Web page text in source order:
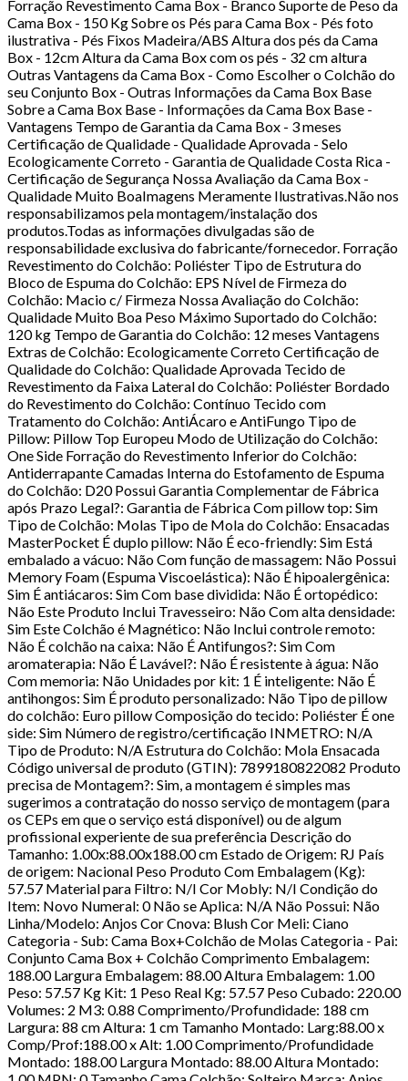
Forração Revestimento Cama Box - Branco Suporte de Peso da
Cama Box - 150 Kg Sobre os Pés para Cama Box - Pés foto
ilustrativa - Pés Fixos Madeira/ABS Altura dos pés da Cama
Box - 12cm Altura da Cama Box com os pés - 32 cm altura
Outras Vantagens da Cama Box - Como Escolher o Colchão do
seu Conjunto Box - Outras Informações da Cama Box Base
Sobre a Cama Box Base - Informações da Cama Box Base -
Vantagens Tempo de Garantia da Cama Box - 3 meses
Certificação de Qualidade - Qualidade Aprovada - Selo
Ecologicamente Correto - Garantia de Qualidade Costa Rica -
Certificação de Segurança Nossa Avaliação da Cama Box -
Qualidade Muito BoaImagens Meramente Ilustrativas.Não nos
responsabilizamos pela montagem/instalação dos
produtos.Todas as informações divulgadas são de
responsabilidade exclusiva do fabricante/fornecedor. Forração
Revestimento do Colchão: Poliéster Tipo de Estrutura do
Bloco de Espuma do Colchão: EPS Nível de Firmeza do
Colchão: Macio c/ Firmeza Nossa Avaliação do Colchão:
Qualidade Muito Boa Peso Máximo Suportado do Colchão:
120 kg Tempo de Garantia do Colchão: 12 meses Vantagens
Extras de Colchão: Ecologicamente Correto Certificação de
Qualidade do Colchão: Qualidade Aprovada Tecido de
Revestimento da Faixa Lateral do Colchão: Poliéster Bordado
do Revestimento do Colchão: Contínuo Tecido com
Tratamento do Colchão: AntiÁcaro e AntiFungo Tipo de
Pillow: Pillow Top Europeu Modo de Utilização do Colchão:
One Side Forração do Revestimento Inferior do Colchão:
Antiderrapante Camadas Interna do Estofamento de Espuma
do Colchão: D20 Possui Garantia Complementar de Fábrica
após Prazo Legal?: Garantia de Fábrica Com pillow top: Sim
Tipo de Colchão: Molas Tipo de Mola do Colchão: Ensacadas
MasterPocket É duplo pillow: Não É eco-friendly: Sim Está
embalado a vácuo: Não Com função de massagem: Não Possui
Memory Foam (Espuma Viscoelástica): Não É hipoalergênica:
Sim É antiácaros: Sim Com base dividida: Não É ortopédico:
Não Este Produto Inclui Travesseiro: Não Com alta densidade:
Sim Este Colchão é Magnético: Não Inclui controle remoto:
Não É colchão na caixa: Não É Antifungos?: Sim Com
aromaterapia: Não É Lavável?: Não É resistente à água: Não
Com memoria: Não Unidades por kit: 1 É inteligente: Não É
antihongos: Sim É produto personalizado: Não Tipo de pillow
do colchão: Euro pillow Composição do tecido: Poliéster É one
side: Sim Número de registro/certificação INMETRO: N/A
Tipo de Produto: N/A Estrutura do Colchão: Mola Ensacada
Código universal de produto (GTIN): 7899180822082 Produto
precisa de Montagem?: Sim, a montagem é simples mas
sugerimos a contratação do nosso serviço de montagem (para
os CEPs em que o serviço está disponível) ou de algum
profissional experiente de sua preferência Descrição do
Tamanho: 1.00x:88.00x188.00 cm Estado de Origem: RJ País
de origem: Nacional Peso Produto Com Embalagem (Kg):
57.57 Material para Filtro: N/I Cor Mobly: N/I Condição do
Item: Novo Numeral: 0 Não se Aplica: N/A Não Possui: Não
Linha/Modelo: Anjos Cor Cnova: Blush Cor Meli: Ciano
Categoria - Sub: Cama Box+Colchão de Molas Categoria - Pai:
Conjunto Cama Box + Colchão Comprimento Embalagem:
188.00 Largura Embalagem: 88.00 Altura Embalagem: 1.00
Peso: 57.57 Kg Kit: 1 Peso Real Kg: 57.57 Peso Cubado: 220.00
Volumes: 2 M3: 0.88 Comprimento/Profundidade: 188 cm
Largura: 88 cm Altura: 1 cm Tamanho Montado: Larg:88.00 x
Comp/Prof:188.00 x Alt: 1.00 Comprimento/Profundidade
Montado: 188.00 Largura Montado: 88.00 Altura Montado: